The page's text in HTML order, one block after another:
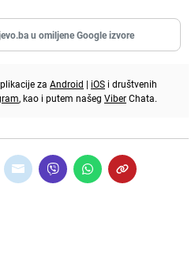
u omiljene Google izvore
za Android | iOS i društvenih
, kao i putem našeg ViberChata.